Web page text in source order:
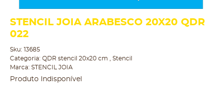
STENCIL JOIA ARABESCO 20X20 QDR
022
Sku: 13685
Categoria: QDR stencil 20x20 cm
Stencil
Marca: STENCIL JOIA
Produto Indisponível